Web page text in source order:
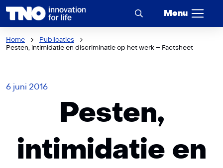
Menu
Home
Publicaties
Pesten, intimidatie en discriminatie op het werk – Factsheet
Pesten,
intimidatie en
6 juni 2016